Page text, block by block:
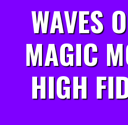
WAVES
MAGIC
HIGH